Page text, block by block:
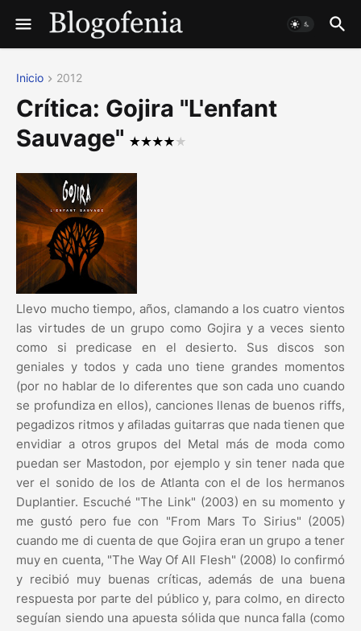
Inicio 2012
Crítica: Gojira "L'enfant
Sauvage"
Llevo mucho tiempo, años, clamando a los cuatro vientos
las virtudes de un grupo como Gojira y a veces siento
como si predicase en el desierto. Sus discos son
geniales y todos y cada uno tiene grandes momentos
(por no hablar de lo diferentes que son cada uno cuando
se profundiza en ellos), canciones llenas de buenos riffs,
pegadizos ritmos y afiladas guitarras que nada tienen que
envidiar a otros grupos del Metal más de moda como
puedan ser Mastodon, por ejemplo y sin tener nada que
ver el sonido de los de Atlanta con el de los hermanos
Duplantier. Escuché "The Link" (2003) en su momento y
me gustó pero fue con "From Mars To Sirius" (2005)
cuando me di cuenta de que Gojira eran un grupo a tener
muy en cuenta, "The Way Of All Flesh" (2008) lo confirmó
y recibió muy buenas críticas, además de una buena
respuesta por parte del público y, para colmo, en directo
seguían siendo una apuesta sólida que nunca falla (como